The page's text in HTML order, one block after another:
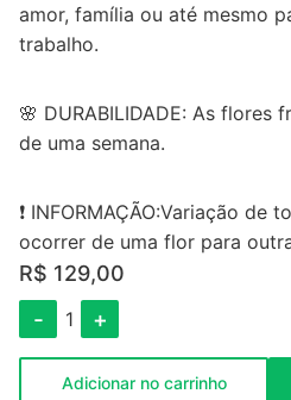
amor, família ou até mesmo
trabalho.
🌸 DURABILIDADE: As flores
de uma semana.
❗ INFORMAÇÃO:Variação de
ocorrer de uma flor para
R$ 129,00
- 1 +
Adicionar no carrinho